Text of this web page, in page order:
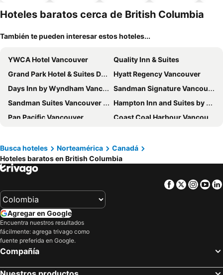
mascotas
Hoteles baratos cerca de British Columbia
También te pueden interesar estos hoteles...
YWCA Hotel Vancouver
Quality Inn & Suites
Grand Park Hotel & Suites Downtown Vancouver, an Ascend Collection Hotel
Hyatt Regency Vancouver
Days Inn by Wyndham Vancouver Downtown
Sandman Signature Vancouver Downtown Hotel
Sandman Suites Vancouver on Davie
Hampton Inn and Suites by Hilton, Downtown Vancouver
Pan Pacific Vancouver
Coast Coal Harbour Vancouver Hotel by APA
Century Plaza Hotel
Georgian Court Hotel, WorldHotels Elite
Ramada by Wyndham Coquitlam
Best Western Premier Chateau Granville Hotel & Suites & Conf. Centre
The St. Regis Hotel
Radisson Blu Vancouver Airport Hotel & Marina
Holiday Inn Vancouver-centre (broadway) By Ihg
Sheraton Vancouver Wall Centre
Vancouver Marriott Pinnacle Downtown Hotel
Comfort Hotel Vancouver Airport
Adara Hotel
Busca hoteles Norteamérica
Canadá
Hoteles baratos en British Columbia
Facebook
Twitter
Agregar en Google
Encuentra nuestros resultados
fácilmente: agrega trivago como
fuente preferida en Google.
Compañía